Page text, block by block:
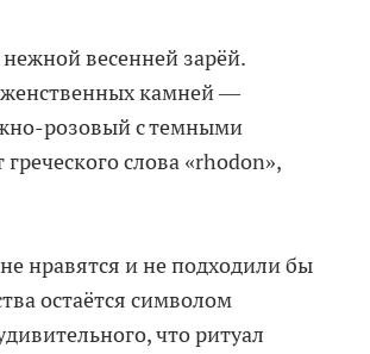
весенней зарёй.
женственных камней —
розовый с темными
слова «rhodon»,
нравятся и не подходили бы
остаётся символом
что ритуал